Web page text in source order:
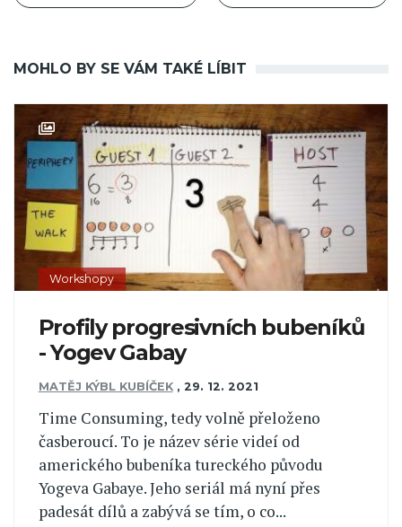
MOHLO BY SE VÁM TAKÉ LÍBIT
Workshopy
Profily progresivních bubeníků
- Yogev Gabay
MATĚJ KÝBL KUBÍČEK , 29. 12. 2021
Time Consuming, tedy volně přeloženo
časberoucí. To je název série videí od
amerického bubeníka tureckého původu
Yogeva Gabaye. Jeho seriál má nyní přes
padesát dílů a zabývá se tím, o co...